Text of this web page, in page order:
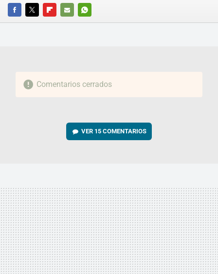
FACEBOOKTWITTERFLIPBOARD
E-
WHATSAPP
Comentarios cerrados
VER 15 COMENTARIOS